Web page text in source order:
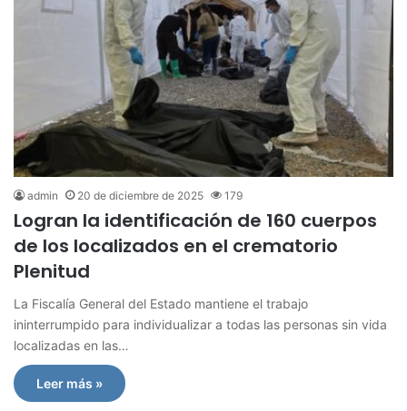
admin 20 de diciembre de 2025 179
Logran la identificación de 160 cuerpos
de los localizados en el crematorio
Plenitud
La Fiscalía General del Estado mantiene el trabajo
ininterrumpido para individualizar a todas las personas sin vida
localizadas en las…
Leer más »